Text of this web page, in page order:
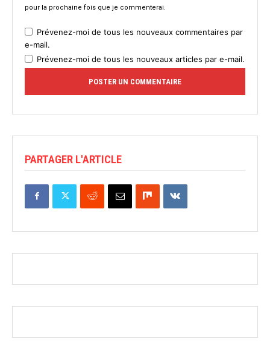
pour la prochaine fois que je commenterai.
Prévenez-moi de tous les nouveaux commentaires par
e-mail.
Prévenez-moi de tous les nouveaux articles par e-mail.
PARTAGER L'ARTICLE